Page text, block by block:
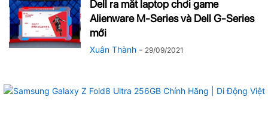
Dell ra mắt laptop chơi game
Alienware M-Series và Dell G-Series
mới
Xuân Thành - 29/09/2021